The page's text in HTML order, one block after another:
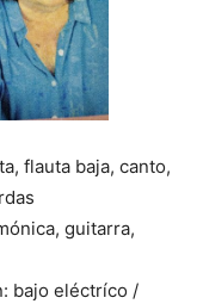
flauta baja, canto,
guitarra,
bajo eléctríco /